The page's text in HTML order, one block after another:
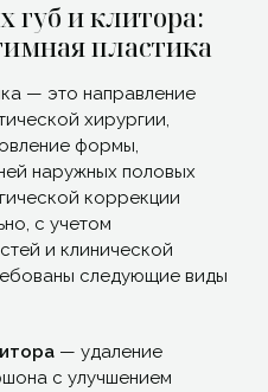
губ и клитора:
пластика
— это направление
хирургии,
формы,
наружных половых
коррекции
с учетом
и клинической
следующие виды
— удаление
с улучшением